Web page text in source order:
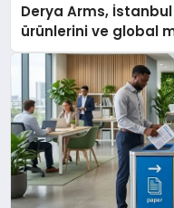
Derya Arms,
ürünlerini ve global